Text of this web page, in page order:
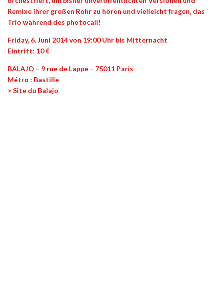
Remixe ihrer großen Rohr zu hören und vielleicht fragen, das
Trio während des photocall!
Friday, 6. Juni 2014 von 19:00 Uhr bis Mitternacht
Eintritt: 10 €
BALAJO – 9 rue de Lappe – 75011 Paris
Métro : Bastille
> Site du Balajo